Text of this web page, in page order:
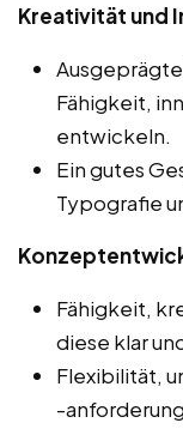
Kreativität und
Fähigkeit,
entwickeln.
Ein gutes
Typografie
Fähigkeit,
diese klar
Flexibilität,
-